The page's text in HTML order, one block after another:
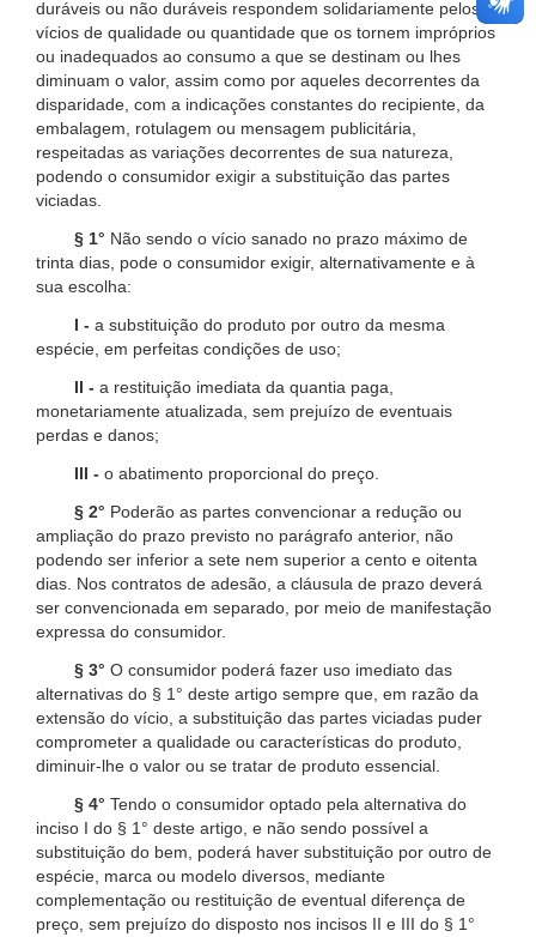
duráveis ou não duráveis respondem solidariamente pelos
vícios de qualidade ou quantidade que os tornem impróprios
ou inadequados ao consumo a que se destinam ou lhes
diminuam o valor, assim como por aqueles decorrentes da
disparidade, com a indicações constantes do recipiente, da
embalagem, rotulagem ou mensagem publicitária,
respeitadas as variações decorrentes de sua natureza,
podendo o consumidor exigir a substituição das partes
viciadas.
§ 1° Não sendo o vício sanado no prazo máximo de
trinta dias, pode o consumidor exigir, alternativamente e à
sua escolha:
I - a substituição do produto por outro da mesma
espécie, em perfeitas condições de uso;
II - a restituição imediata da quantia paga,
monetariamente atualizada, sem prejuízo de eventuais
perdas e danos;
III - o abatimento proporcional do preço.
§ 2° Poderão as partes convencionar a redução ou
ampliação do prazo previsto no parágrafo anterior, não
podendo ser inferior a sete nem superior a cento e oitenta
dias. Nos contratos de adesão, a cláusula de prazo deverá
ser convencionada em separado, por meio de manifestação
expressa do consumidor.
§ 3° O consumidor poderá fazer uso imediato das
alternativas do § 1° deste artigo sempre que, em razão da
extensão do vício, a substituição das partes viciadas puder
comprometer a qualidade ou características do produto,
diminuir-lhe o valor ou se tratar de produto essencial.
§ 4° Tendo o consumidor optado pela alternativa do
inciso I do § 1° deste artigo, e não sendo possível a
substituição do bem, poderá haver substituição por outro de
espécie, marca ou modelo diversos, mediante
complementação ou restituição de eventual diferença de
preço, sem prejuízo do disposto nos incisos II e III do § 1°